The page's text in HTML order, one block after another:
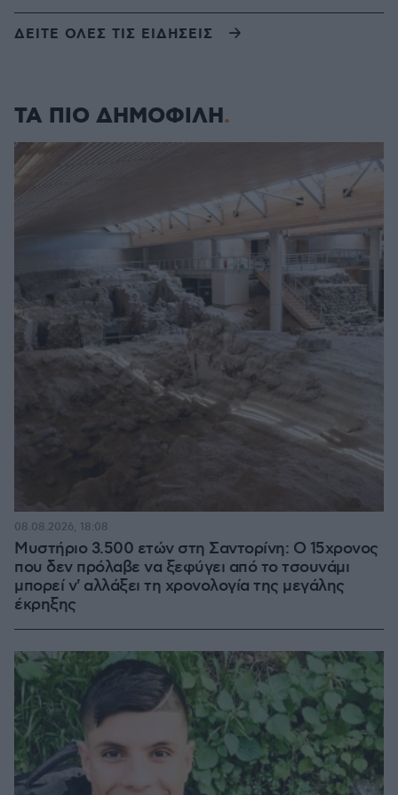
ΔΕΙΤΕ ΟΛΕΣ ΤΙΣ ΕΙΔΗΣΕΙΣ
ΤΑ ΠΙΟ ΔΗΜΟΦΙΛΗ
Μυστήριο 3.500 ετών στη Σαντορίνη: Ο 15χρονος
που δεν πρόλαβε να ξεφύγει από το τσουνάμι
μπορεί ν' αλλάξει τη χρονολογία της μεγάλης
έκρηξης
08.08.2026, 18:08